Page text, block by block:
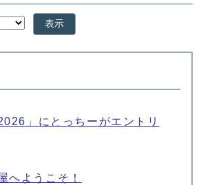
表示
」にとっちーがエントリ
へようこそ！